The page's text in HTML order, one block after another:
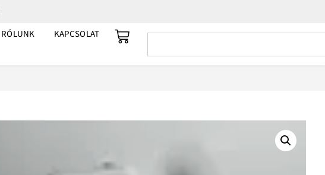
RÓLUNK KAPCSOLAT